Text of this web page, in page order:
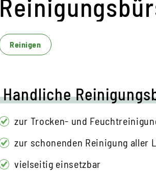
Reinigen
Handliche
zur Trocken- und
zur schonenden Reinigung aller
vielseitig einsetzbar